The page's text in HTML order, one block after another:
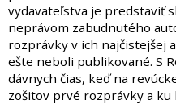
vydavateľstva je predstaviť
neprávom zabudnutého
rozprávky v ich najčistejšej
ešte neboli publikované. S
dávnych čias, keď na
zošitov prvé rozprávky a ku